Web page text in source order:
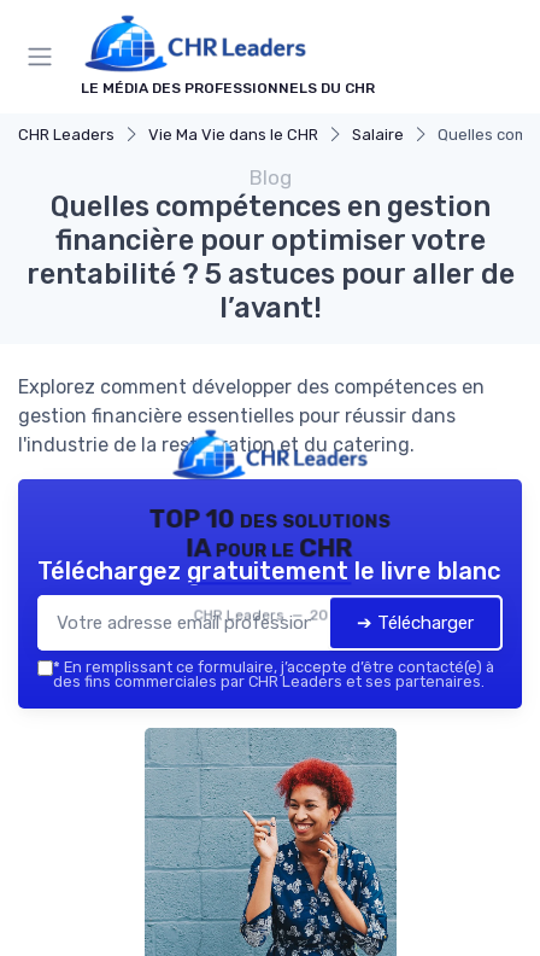
LE MÉDIA DES PROFESSIONNELS DU CHR
CHR Leaders Vie Ma Vie dans le CHR Salaire Quelles
Blog
Quelles compétences en gestion
financière pour optimiser votre
rentabilité ? 5 astuces pour aller de
l’avant!
Explorez comment développer des compétences en
gestion financière essentielles pour réussir dans
l'industrie de la restauration et du catering.
TOP 10 des solutions
IA pour le CHR
CHR Leaders — 2026
Téléchargez gratuitement le livre blanc
➔ Télécharger
* En remplissant ce formulaire, j’accepte d’être contacté(e) à
des fins commerciales par CHR Leaders et ses partenaires.
Panneau de gestion des cookies